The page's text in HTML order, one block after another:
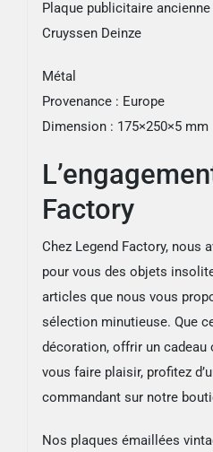
Plaque publicitaire
Cruyssen Deinze
Métal
Provenance : Europe
Dimension : 175×250×5 mm
Factory
Chez Legend Factory, nous
pour vous des objets
articles que nous vous
sélection minutieuse. Que
décoration, offrir un
vous faire plaisir, profitez
commandant sur notre
Nos plaques émaillées